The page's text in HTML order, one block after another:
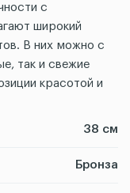
с
широкий
В них можно с
так и свежие
красотой и
38 см
Бронза